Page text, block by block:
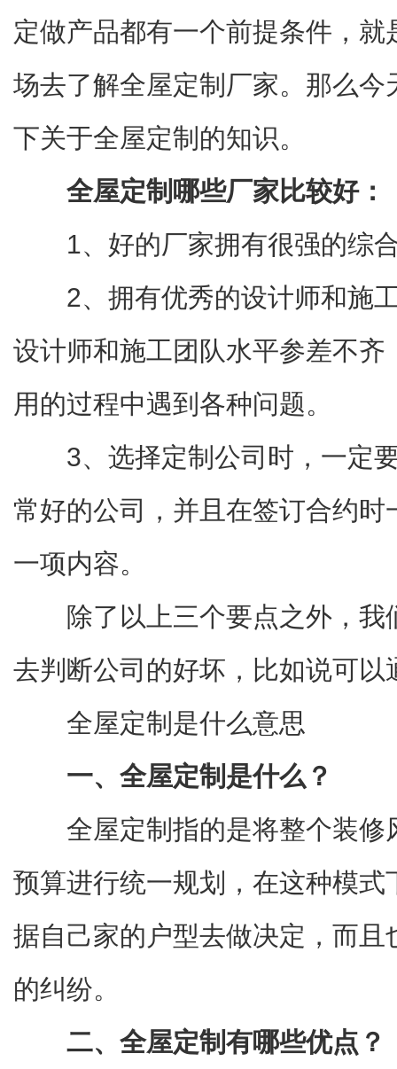
定做产品都有一个前提条件，
场去了解全屋定制厂家。那么
下关于全屋定制的知识。
全屋定制哪些厂家比较好：
1、好的厂家拥有很强的综
2、拥有优秀的设计师和施
设计师和施工团队水平参差不
用的过程中遇到各种问题。
3、选择定制公司时，一定
常好的公司，并且在签订合约
一项内容。
除了以上三个要点之外，
去判断公司的好坏，比如说可
全屋定制是什么意思
一、全屋定制是什么？
全屋定制指的是将整个装
预算进行统一规划，在这种模
据自己家的户型去做决定，而
的纠纷。
二、全屋定制有哪些优点？